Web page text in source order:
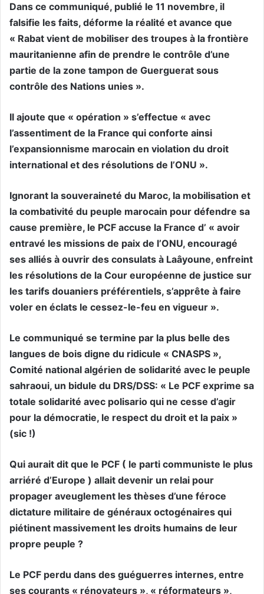
Dans ce communiqué, publié le 11 novembre, il
falsifie les faits, déforme la réalité et avance que
« Rabat vient de mobiliser des troupes à la frontière
mauritanienne afin de prendre le contrôle d’une
partie de la zone tampon de Guerguerat sous
contrôle des Nations unies ».
Il ajoute que « opération » s’effectue « avec
l’assentiment de la France qui conforte ainsi
l’expansionnisme marocain en violation du droit
international et des résolutions de l’ONU ».
Ignorant la souveraineté du Maroc, la mobilisation et
la combativité du peuple marocain pour défendre sa
cause première, le PCF accuse la France d’ « avoir
entravé les missions de paix de l’ONU, encouragé
ses alliés à ouvrir des consulats à Laâyoune, enfreint
les résolutions de la Cour européenne de justice sur
les tarifs douaniers préférentiels, s’apprête à faire
voler en éclats le cessez-le-feu en vigueur ».
Le communiqué se termine par la plus belle des
langues de bois digne du ridicule « CNASPS »,
Comité national algérien de solidarité avec le peuple
sahraoui, un bidule du DRS/DSS: « Le PCF exprime sa
totale solidarité avec polisario qui ne cesse d’agir
pour la démocratie, le respect du droit et la paix »
(sic !)
Qui aurait dit que le PCF ( le parti communiste le plus
arriéré d’Europe ) allait devenir un relai pour
propager aveuglement les thèses d’une féroce
dictature militaire de généraux octogénaires qui
piétinent massivement les droits humains de leur
propre peuple ?
Le PCF perdu dans des guéguerres internes, entre
ses courants « rénovateurs », « réformateurs »,